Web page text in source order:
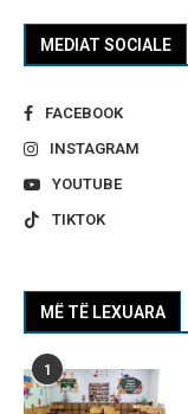
MEDIAT SOCIALE
FACEBOOK
INSTAGRAM
YOUTUBE
TIKTOK
MË TË LEXUARA
1